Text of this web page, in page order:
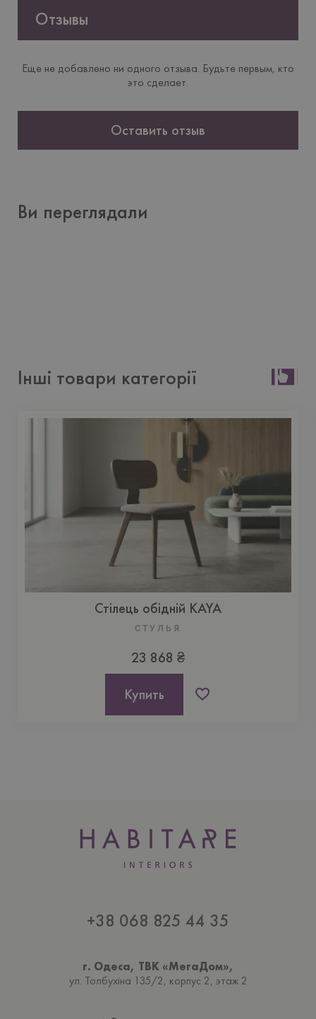
Отзывы
Еще не добавлено ни одного отзыва. Будьте первым, кто
это сделает.
Оставить отзыв
Ви переглядали
Інші товари категорії
Стілець обідній KAYA
CТУЛЬЯ
23 868 ₴
Купить
+38 068 825 44 35
г. Одеса, ТВК «МегаДом»,
ул. Толбухiна 135/2, корпус 2, этаж 2